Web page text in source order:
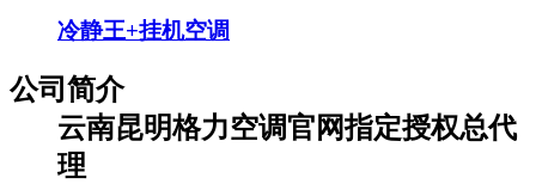
冷静王+挂机空调
公司简介
云南昆明格力空调官网指定授权总代
理